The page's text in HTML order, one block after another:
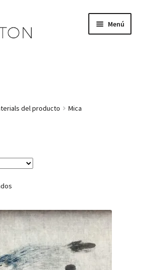
Menú
del producto Mica